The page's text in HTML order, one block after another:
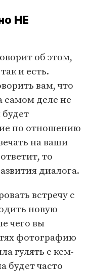
НЕ
об этом,
и есть.
вам, что
самом деле не
по отношению
на ваши
то
диалога.
встречу с
новую
чего вы
фотографию
гулять с кем-
будет часто